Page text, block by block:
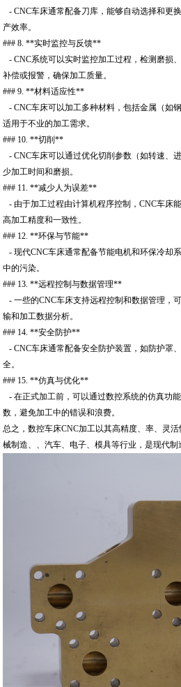
- CNC车床通常配备刀库，能够自动选择和更
产效率。
### 8. **实时监控与反馈**
- CNC系统可以实时监控加工过程，检测磨损
补偿或报警，确保加工质量。
### 9. **材料适应性**
- CNC车床可以加工多种材料，包括金属（如
适用于不业的加工需求。
### 10. **切削**
- CNC车床可以通过优化切削参数（如转速、
少加工时间和磨损。
### 11. **减少人为误差**
- 由于加工过程由计算机程序控制，CNC车床
高加工精度和一致性。
### 12. **环保与节能**
- 现代CNC车床通常配备节能电机和环保冷却
中的污染。
### 13. **远程控制与数据管理**
- 一些的CNC车床支持远程控制和数据管理，
输和加工数据分析。
### 14. **安全防护**
- CNC车床通常配备安全防护装置，如防护罩
全。
### 15. **仿真与优化**
- 在正式加工前，可以通过数控系统的仿真功
数，避免加工中的错误和浪费。
总之，数控车床CNC加工以其高精度、率、灵
械制造、、汽车、电子、模具等行业，是现代制